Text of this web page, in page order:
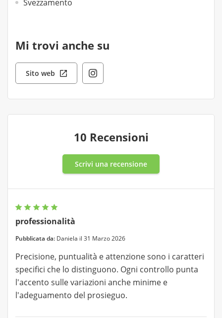
Svezzamento
Mi trovi anche su
Sito web
10 Recensioni
Scrivi una recensione
professionalità
Pubblicata da: Daniela il 31 Marzo 2026
Precisione, puntualità e attenzione sono i caratteri
specifici che lo distinguono. Ogni controllo punta
l'accento sulle variazioni anche minime e
l'adeguamento del prosieguo.